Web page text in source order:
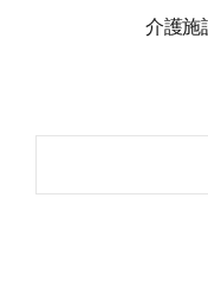
介護施